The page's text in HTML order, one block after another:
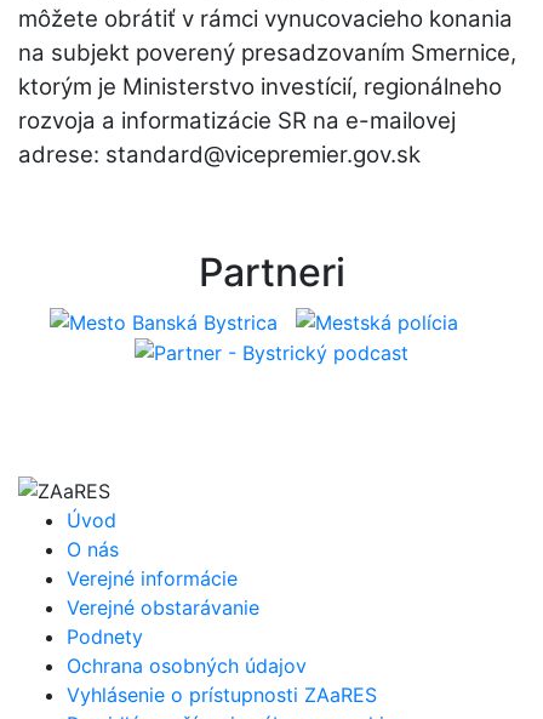
môžete obrátiť v rámci vynucovacieho konania
na subjekt poverený presadzovaním Smernice,
ktorým je Ministerstvo investícií, regionálneho
rozvoja a informatizácie SR na e-mailovej
adrese: standard@vicepremier.gov.sk
Partneri
Úvod
O nás
Verejné informácie
Verejné obstarávanie
Podnety
Ochrana osobných údajov
Vyhlásenie o prístupnosti ZAaRES